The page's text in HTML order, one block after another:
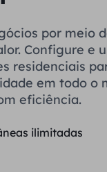
por meio
Configure e
residenciais
em todo o
eficiência.
ilimitadas